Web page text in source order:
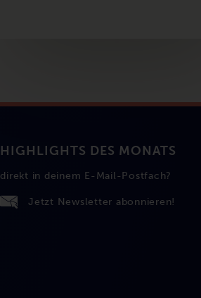
HIGHLIGHTS DES MONATS
direkt in deinem E-Mail-Postfach?
Jetzt Newsletter abonnieren!